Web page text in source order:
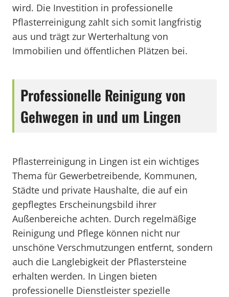
wird. Die Investition in professionelle
Pflasterreinigung zahlt sich somit langfristig
aus und trägt zur Werterhaltung von
Immobilien und öffentlichen Plätzen bei.
Professionelle Reinigung von
Gehwegen in und um Lingen
Pflasterreinigung in Lingen ist ein wichtiges
Thema für Gewerbetreibende, Kommunen,
Städte und private Haushalte, die auf ein
gepflegtes Erscheinungsbild ihrer
Außenbereiche achten. Durch regelmäßige
Reinigung und Pflege können nicht nur
unschöne Verschmutzungen entfernt, sondern
auch die Langlebigkeit der Pflastersteine
erhalten werden. In Lingen bieten
professionelle Dienstleister spezielle